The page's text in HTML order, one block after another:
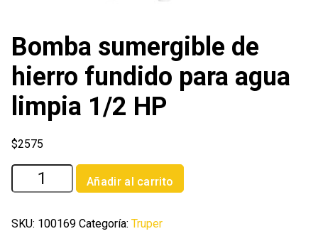
Bomba sumergible de
hierro fundido para agua
limpia 1/2 HP
$2575
Bomba
sumergible
hierro
Añadir al carrito
SKU: 100169 Categoría: Truper